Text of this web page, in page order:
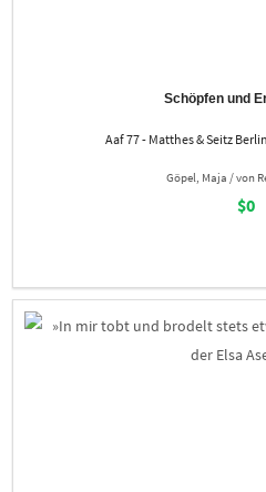
Schöpfen und
Aaf 77 - Matthes & Seitz
Göpel, Maja / von
$0